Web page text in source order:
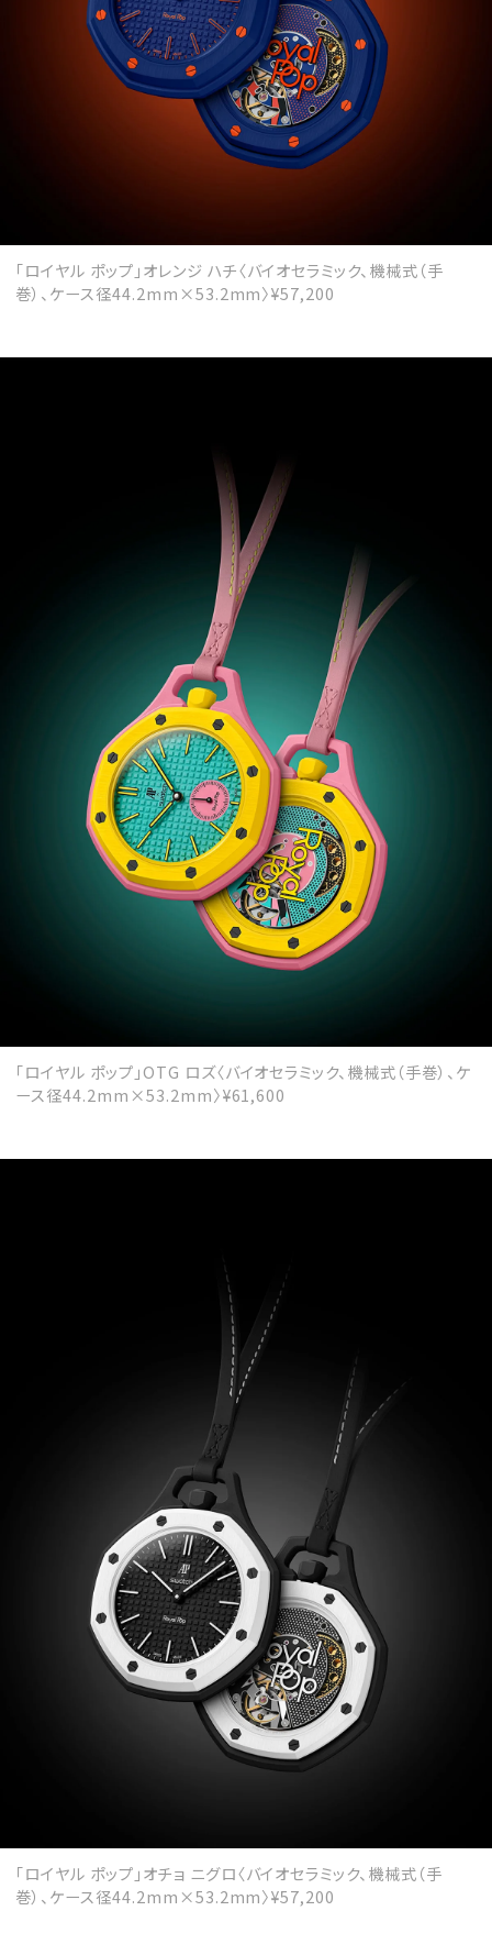
「ロイヤル ポップ」オレンジ ハチ〈バイオセラミック、機械式（手
巻）、ケース径44.2mm×53.2mm〉¥57,200
「ロイヤル ポップ」OTG ロズ〈バイオセラミック、機械式（手巻）、ケ
ース径44.2mm×53.2mm〉¥61,600
「ロイヤル ポップ」オチョ ニグロ〈バイオセラミック、機械式（手
巻）、ケース径44.2mm×53.2mm〉¥57,200